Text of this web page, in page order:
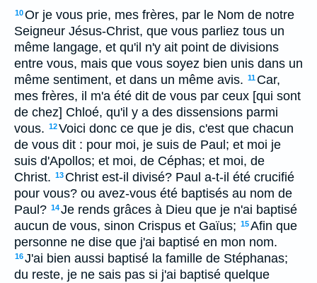
10Or je vous prie, mes frères, par le Nom de notre
Seigneur Jésus-Christ, que vous parliez tous un
même langage, et qu'il n'y ait point de divisions
entre vous, mais que vous soyez bien unis dans un
même sentiment, et dans un même avis. 11 Car,
mes frères, il m'a été dit de vous par ceux [qui sont
de chez] Chloé, qu'il y a des dissensions parmi
vous. 12Voici donc ce que je dis, c'est que chacun
de vous dit : pour moi, je suis de Paul; et moi je
suis d'Apollos; et moi, de Céphas; et moi, de
Christ. 13 Christ est-il divisé? Paul a-t-il été crucifié
pour vous? ou avez-vous été baptisés au nom de
Paul? 14Je rends grâces à Dieu que je n'ai baptisé
aucun de vous, sinon Crispus et Gaïus; 15Afin que
personne ne dise que j'ai baptisé en mon nom.
16J'ai bien aussi baptisé la famille de Stéphanas;
du reste, je ne sais pas si j'ai baptisé quelque